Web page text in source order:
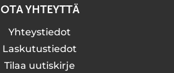
OTA YHTEYTTÄ
Yhteystiedot
Laskutustiedot
Tilaa uutiskirje